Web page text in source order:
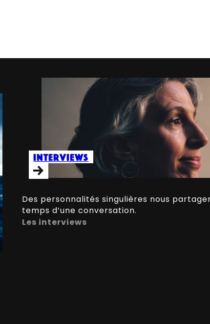
Interviews
Des personnalités singulières nous
temps d’une conversation.
Les interviews